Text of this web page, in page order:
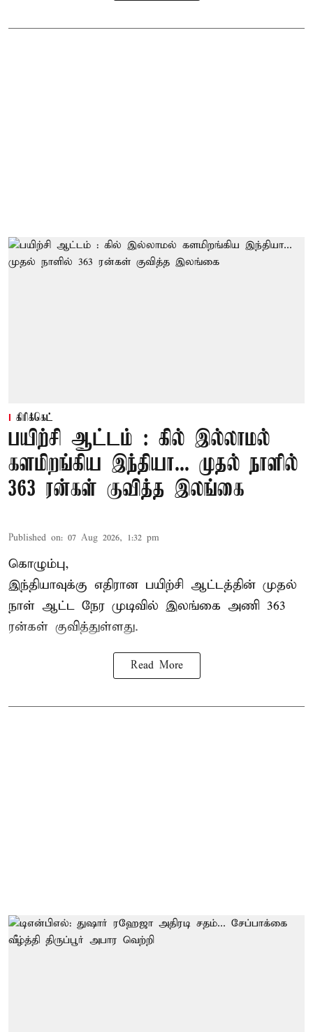
கிரிக்கெட்
பயிற்சி ஆட்டம் : கில் இல்லாமல்
களமிறங்கிய இந்தியா... முதல் நாளில்
363 ரன்கள் குவித்த இலங்கை
Published on: 07 Aug 2026, 1:32 pm
கொழும்பு,
இந்தியாவுக்கு எதிரான பயிற்சி ஆட்டத்தின் முதல்
நாள் ஆட்ட நேர முடிவில் இலங்கை அணி 363
ரன்கள் குவித்துள்ளது.
Read More